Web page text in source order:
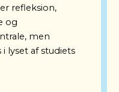
refleksion,
og
men
lyset af studiets